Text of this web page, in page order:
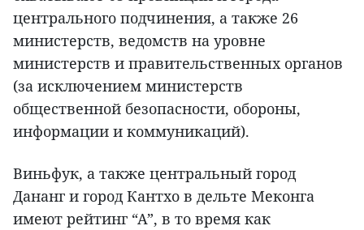
центрального подчинения, а также 26
министерств, ведомств на уровне
министерств и правительственных органов
(за исключением министерств
общественной безопасности, обороны,
информации и коммуникаций).
Виньфук, а также центральный город
Дананг и город Кантхо в дельте Меконга
имеют рейтинг “А”, в то время как